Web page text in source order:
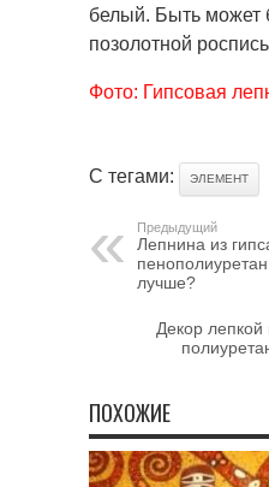
белый. Быть может
позолотной
Фото: Гипсовая
С тегами: ЭЛЕМЕНТ
Предыдущий
Лепнина из
лучше?
Декор лепкой
ПОХОЖИЕ